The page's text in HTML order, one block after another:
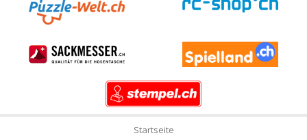
Startseite